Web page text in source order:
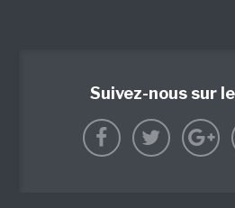
Suivez-nous sur